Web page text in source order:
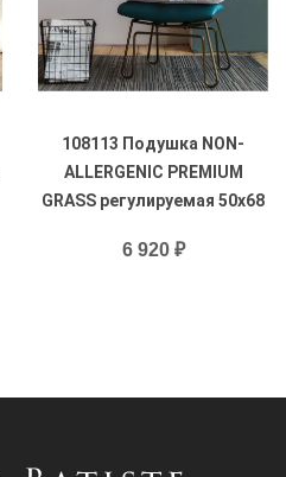
108113 Подушка NON-
ALLERGENIC PREMIUM
GRASS регулируемая 50х68
6 920 ₽